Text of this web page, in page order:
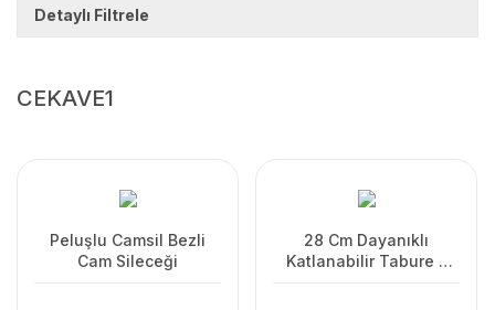
Detaylı Filtrele
CEKAVE1
Peluşlu Camsil Bezli
Cam Sileceği
28 Cm Dayanıklı
Katlanabilir Tabure -